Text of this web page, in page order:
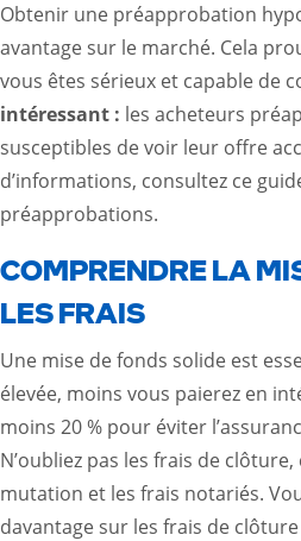
Obtenir une préapprobation
avantage sur le marché. Cela
vous êtes sérieux et capable de
intéressant : les acheteurs
susceptibles de voir leur offre
d’informations, consultez ce
préapprobations.
COMPRENDRE LA
LES FRAIS
Une mise de fonds solide est
élevée, moins vous paierez en
moins 20 % pour éviter
N’oubliez pas les frais de
mutation et les frais notariés.
davantage sur les frais de